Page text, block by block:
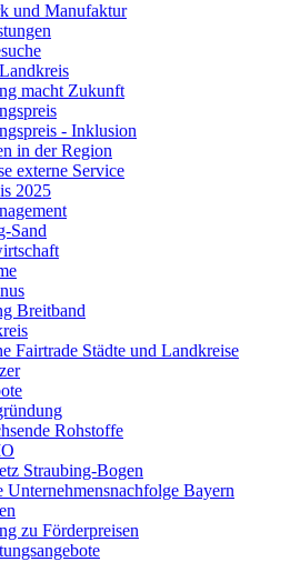
und Manufaktur
macht Zukunft
- Inklusion
in der Region
externe Service
2025
Sand
Breitband
Fairtrade Städte und Landkreise
Rohstoffe
Straubing-Bogen
Unternehmensnachfolge Bayern
zu Förderpreisen